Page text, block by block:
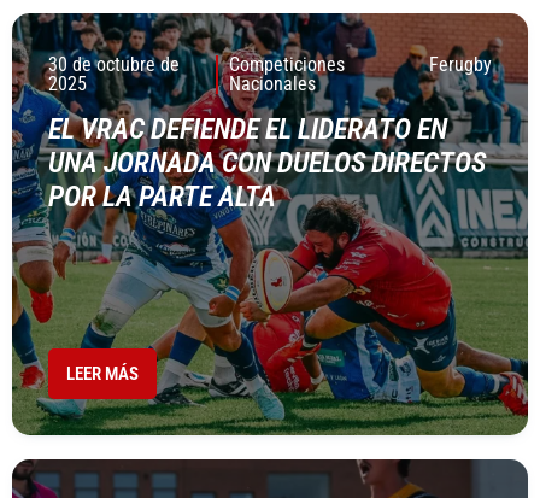
30 de octubre de
2025
Competiciones
Nacionales
Ferugby
EL VRAC DEFIENDE EL LIDERATO EN
UNA JORNADA CON DUELOS DIRECTOS
POR LA PARTE ALTA
LEER MÁS